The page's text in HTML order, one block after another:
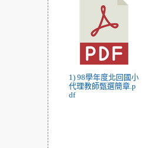
1) 98學年度北回國小
代理教師甄選簡章.p
df